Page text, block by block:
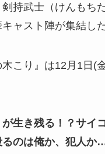
持武士（けんもち
ャスト陣が集結した
こり』は12月1日(
生き残る！？サイ
のは俺か、犯人か